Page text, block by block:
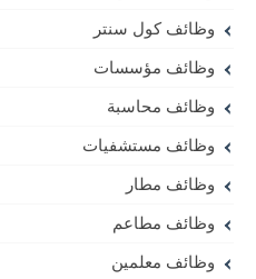
وظائف كول سنتر
وظائف مؤسسات
وظائف محاسبة
وظائف مستشفيات
وظائف مطار
وظائف مطاعم
وظائف معلمين